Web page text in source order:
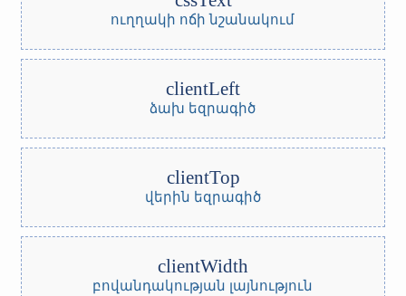
ուղղակի ոճի նշանակում
clientLeft
ձախ եզրագիծ
clientTop
վերին եզրագիծ
clientWidth
բովանդակության լայնություն